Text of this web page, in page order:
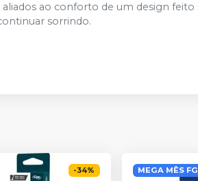
ao conforto de um design
sorrindo.
-34% MEGA MÊS